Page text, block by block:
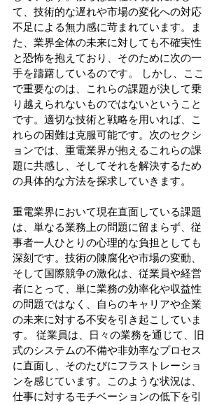
て、技術的な遅れや市場の変化への対応
不足による無力感に苛まれています。ま
た、業界全体の未来に対しても不確実性
と恐怖を抱えており、そのために次の一
手を躊躇しているのです。 しかし、ここ
で重要なのは、これらの課題が決して乗
り越えられないものではないということ
です。適切な技術と戦略を用いれば、こ
れらの困難は克服可能です。次のセクシ
ョンでは、重電業界が抱えるこれらの課
題に共感し、そしてそれを解決するため
の具体的な方法を探求していきます。
重電業界において現在直面している課題
は、単なる業務上の問題に留まらず、従
事者一人ひとりの心理的な負担としても
深刻です。技術の陳腐化や市場の変動、
そして国際競争の激化は、従業員や経営
者にとって、単に業務の効率化や収益性
の問題ではなく、自らのキャリアや企業
の未来に対する不安を引き起こしていま
す。 従業員は、日々の業務を通じて、旧
式のシステムの不備や非効率なプロセス
に直面し、そのたびにフラストレーショ
ンを感じています。このような状況は、
仕事に対するモチベーションの低下を引